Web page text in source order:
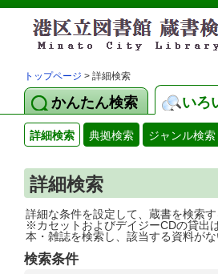
トップページ > 詳細検索
かんたん検索 いろ
詳細検索 典拠検索 ジャンル検索
詳細検索
詳細な条件を設定して、蔵書を検索す
※カセットおよびデイジーCDの貸出
本・雑誌を検索し、該当する資料が
検索条件